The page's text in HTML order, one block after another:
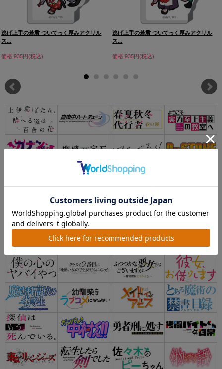
逃げ上手の若君 ついてっく厚みアクリル
ス...
価格:935円(税込)
逃げ上手の若君 ついてっく厚みアクリル
ス...
価格:935円(税込)